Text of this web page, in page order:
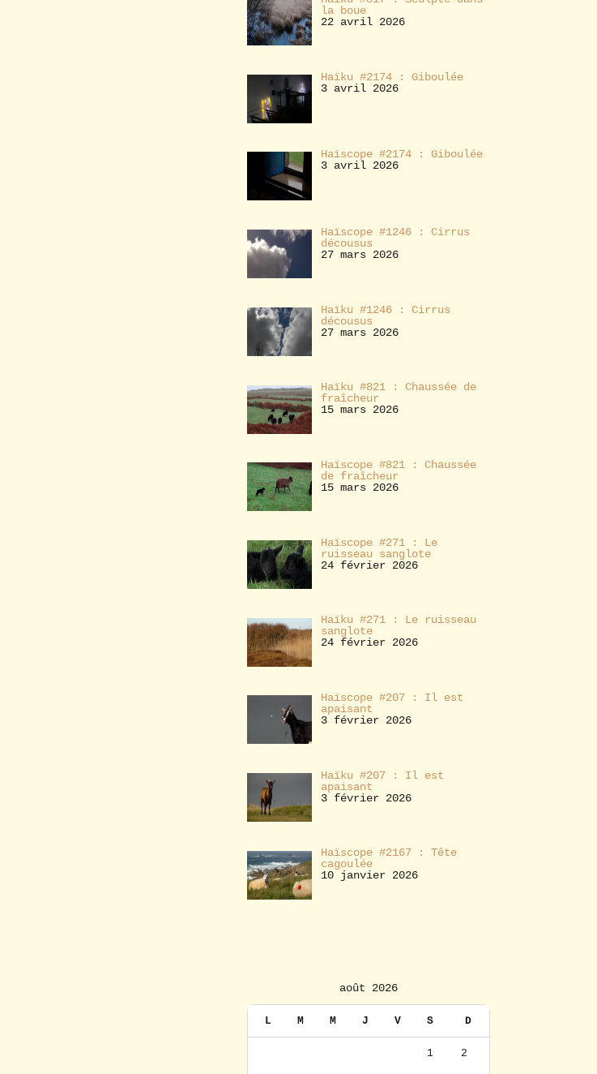
la boue
22 avril 2026
Haïku #2174 : Giboulée
3 avril 2026
Haïscope #2174 : Giboulée
3 avril 2026
Haïscope #1246 : Cirrus
décousus
27 mars 2026
Haïku #1246 : Cirrus
décousus
27 mars 2026
Haïku #821 : Chaussée de
fraîcheur
15 mars 2026
Haïscope #821 : Chaussée
de fraîcheur
15 mars 2026
Haïscope #271 : Le
ruisseau sanglote
24 février 2026
Haïku #271 : Le ruisseau
sanglote
24 février 2026
Haïscope #207 : Il est
apaisant
3 février 2026
Haïku #207 : Il est
apaisant
3 février 2026
Haïscope #2167 : Tête
cagoulée
10 janvier 2026
août 2026
L M M J V S D
1 2